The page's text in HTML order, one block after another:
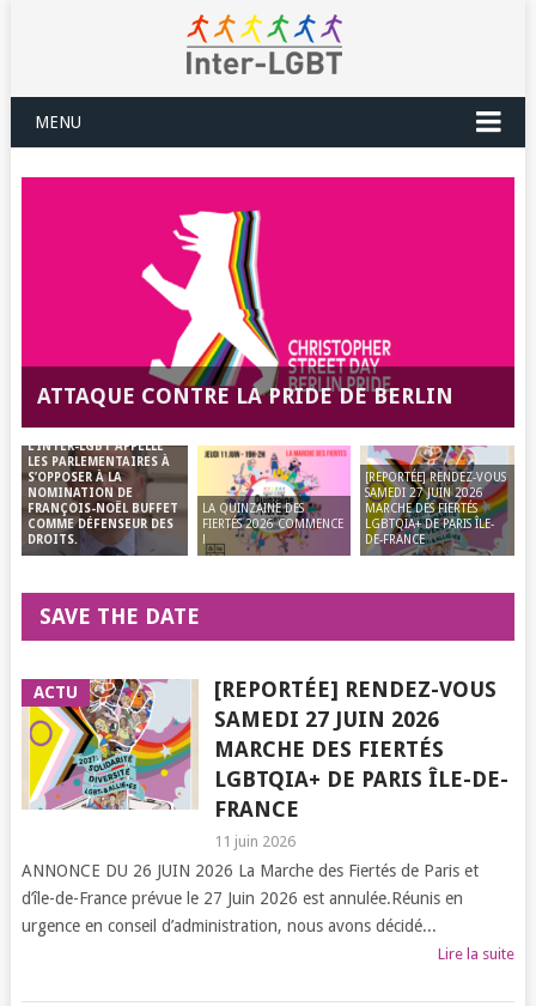
MENU
ATTAQUE CONTRE LA PRIDE DE BERLIN
L’INTER-LGBT APPELLE
LES PARLEMENTAIRES À
S’OPPOSER À LA
NOMINATION DE
FRANÇOIS-NOËL BUFFET
COMME DÉFENSEUR DES
DROITS.
[REPORTÉE] RENDEZ-VOUS
SAMEDI 27 JUIN 2026
MARCHE DES FIERTÉS
LGBTQIA+ DE PARIS ÎLE-
DE-FRANCE
LA QUINZAINE DES
FIERTÉS 2026 COMMENCE
!
SAVE THE DATE
ACTU
[REPORTÉE] RENDEZ-VOUS
SAMEDI 27 JUIN 2026
MARCHE DES FIERTÉS
LGBTQIA+ DE PARIS ÎLE-DE-
FRANCE
11 juin 2026
ANNONCE DU 26 JUIN 2026 La Marche des Fiertés de Paris et
d’île-de-France prévue le 27 Juin 2026 est annulée.Réunis en
urgence en conseil d’administration, nous avons décidé...
Lire la suite